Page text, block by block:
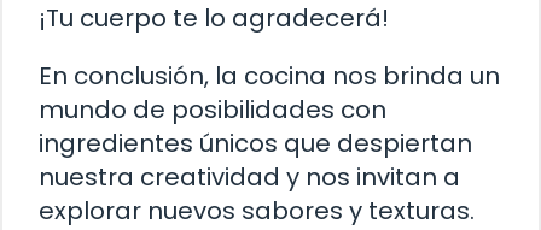
¡Tu cuerpo te lo agradecerá!
En conclusión, la cocina nos brinda un
mundo de posibilidades con
ingredientes únicos que despiertan
nuestra creatividad y nos invitan a
explorar nuevos sabores y texturas.